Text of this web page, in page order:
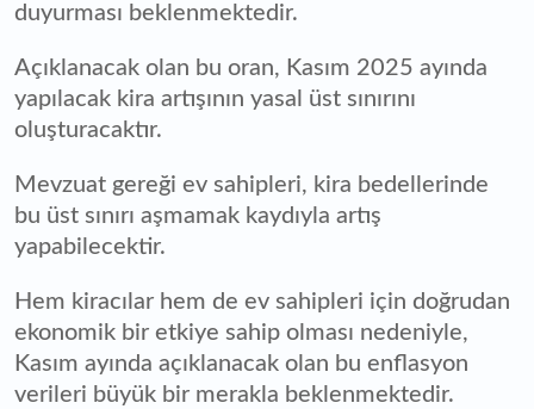
duyurması beklenmektedir.
Açıklanacak olan bu oran, Kasım 2025 ayında
yapılacak kira artışının yasal üst sınırını
oluşturacaktır.
Mevzuat gereği ev sahipleri, kira bedellerinde
bu üst sınırı aşmamak kaydıyla artış
yapabilecektir.
Hem kiracılar hem de ev sahipleri için doğrudan
ekonomik bir etkiye sahip olması nedeniyle,
Kasım ayında açıklanacak olan bu enflasyon
verileri büyük bir merakla beklenmektedir.